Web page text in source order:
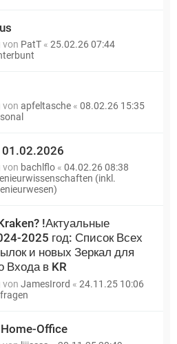
von PatT « 25.02.26 07:44
von apfeltasche « 08.02.26 15:35
01.02.2026
von bachlflo « 04.02.26 08:38
(inkl.
!Актуальные
2025 год: Список Всех
и новых Зеркал для
Входа в KR
von JamesIrord « 24.11.25 10:06
Office